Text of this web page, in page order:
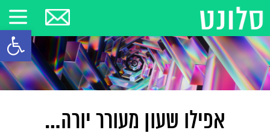
פתח
אפילו שעון מעורר יורה…